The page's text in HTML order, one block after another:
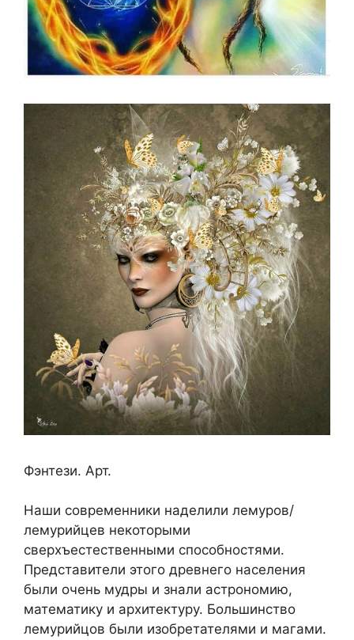
Фэнтези. Арт.
Наши современники наделили лемуров/
лемурийцев некоторыми
сверхъестественными способностями.
Представители этого древнего населения
были очень мудры и знали астрономию,
математику и архитектуру. Большинство
лемурийцов были изобретателями и магами.